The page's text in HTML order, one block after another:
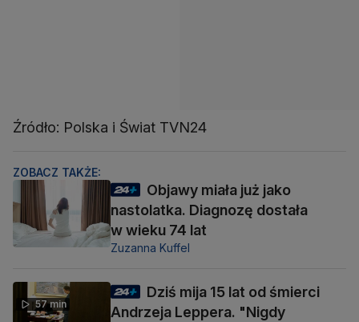
Źródło: Polska i Świat TVN24
ZOBACZ TAKŻE:
Objawy miała już jako
nastolatka. Diagnozę dostała
w wieku 74 lat
Zuzanna Kuffel
57 min
Dziś mija 15 lat od śmierci
Andrzeja Leppera. "Nigdy